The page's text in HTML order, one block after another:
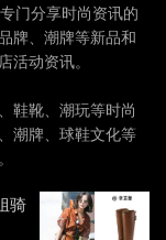
门分享时尚资讯的
牌、潮牌等新品和
活动资讯。
鞋靴、潮玩等时尚
潮牌、球鞋文化等
骑